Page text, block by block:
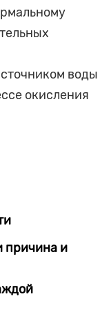
воды
окисления
причина и